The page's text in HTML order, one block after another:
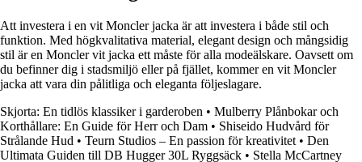
Att investera i en vit Moncler jacka är att investera i både stil och
funktion. Med högkvalitativa material, elegant design och mångsidig
stil är en Moncler vit jacka ett måste för alla modeälskare. Oavsett om
du befinner dig i stadsmiljö eller på fjället, kommer en vit Moncler
jacka att vara din pålitliga och eleganta följeslagare.
Skjorta: En tidlös klassiker i garderoben • Mulberry Plånbokar och
Korthållare: En Guide för Herr och Dam • Shiseido Hudvård för
Strålande Hud • Teurn Studios – En passion för kreativitet • Den
Ultimata Guiden till DB Hugger 30L Ryggsäck • Stella McCartney